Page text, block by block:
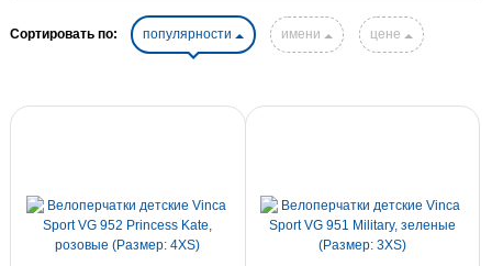
Сортировать по: популярности имени цене